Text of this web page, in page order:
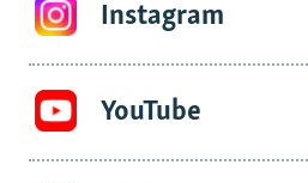
Instagram
YouTube